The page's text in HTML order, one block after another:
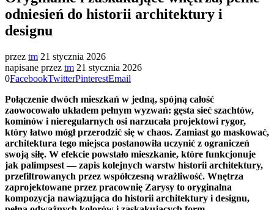
odniesień do historii architektury i
designu
przez tm 21 stycznia 2026
napisane przez tm 21 stycznia 2026
0FacebookTwitterPinterestEmail
Połączenie dwóch mieszkań w jedną, spójną całość
zaowocowało układem pełnym wyzwań: gęsta sieć szachtów,
kominów i nieregularnych osi narzucała projektowi rygor,
który łatwo mógł przerodzić się w chaos. Zamiast go maskować,
architektura tego miejsca postanowiła uczynić z ograniczeń
swoją siłę. W efekcie powstało mieszkanie, które funkcjonuje
jak palimpsest — zapis kolejnych warstw historii architektury,
przefiltrowanych przez współczesną wrażliwość. Wnętrza
zaprojektowane przez pracownię Zarysy to oryginalna
kompozycja nawiązująca do historii architektury i designu,